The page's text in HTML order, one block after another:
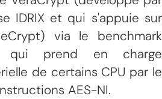
IDRIX et qui s'appuie sur
via le benchmark
qui prend en charge
de certains CPU par le
AES-NI.